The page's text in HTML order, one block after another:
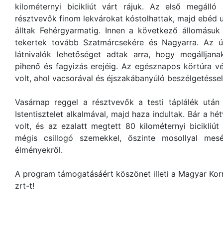
kilométernyi bicikliút várt rájuk. Az első
résztvevők finom lekvárokat kóstolhattak, majd ebéd
álltak Fehérgyarmatig. Innen a következő
tekertek tovább Szatmárcsekére és Nagyarra. Az
látnivalók lehetőséget adtak arra, hogy
pihenő és fagyizás erejéig. Az egésznapos körtúra
volt, ahol vacsorával és éjszakábanyúló
Vasárnap reggel a résztvevők a testi táplálék
Istentisztelet alkalmával, majd haza indultak. Bár a
volt, és az ezalatt megtett 80 kilométernyi bicikliút
mégis csillogó szemekkel, őszinte mosollyal
élményekről.
A program támogatásáért köszönet illeti a Magyar
zrt-t!